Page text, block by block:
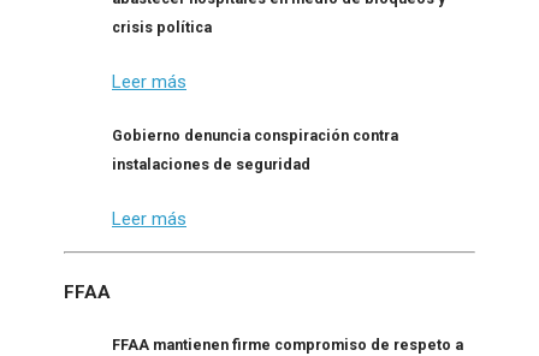
crisis política
Leer más
Gobierno denuncia conspiración contra
instalaciones de seguridad
Leer más
FFAA
FFAA mantienen firme compromiso de respeto a